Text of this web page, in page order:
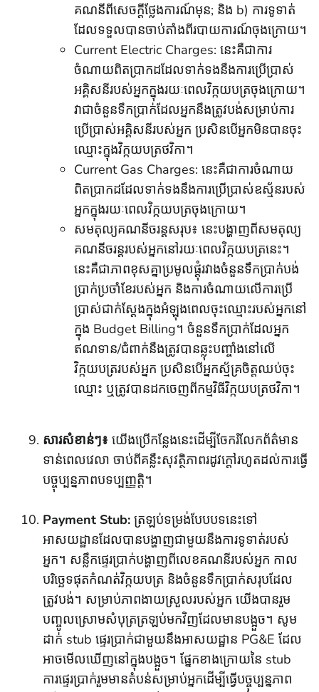
គណនីពីសេចក្តីថ្លែងការណ៍មុន; និង b) ការទូទាត់
ដែលទទួលបានចាប់តាំងពីរបាយការណ៍ចុងក្រោយ។
Current Electric Charges: នេះគឺជាការ
ចំណាយពិតប្រាកដដែលទាក់ទងនឹងការប្រើប្រាស់
អគ្គិសនីរបស់អ្នកក្នុងរយៈពេលវិក្កយបត្រចុងក្រោយ។
វាជាចំនួនទឹកប្រាក់ដែលអ្នកនឹងត្រូវបង់សម្រាប់ការ
ប្រើប្រាស់អគ្គិសនីរបស់អ្នក ប្រសិនបើអ្នកមិនបានចុះ
ឈ្មោះក្នុងវិក្កយបត្រថវិកា។
Current Gas Charges: នេះគឺជាការចំណាយ
ពិតប្រាកដដែលទាក់ទងនឹងការប្រើប្រាស់ឧស្ម័នរបស់
អ្នកក្នុងរយៈពេលវិក្កយបត្រចុងក្រោយ។
សមតុល្យគណនីចរន្តសរុប៖ នេះបង្ហាញពីសមតុល្យ
គណនីចរន្តរបស់អ្នកនៅរយៈពេលវិក្កយបត្រនេះ។
នេះគឺជាភាពខុសគ្នាប្រមូលផ្តុំរវាងចំនួនទឹកប្រាក់បង់
ប្រាក់ប្រចាំខែរបស់អ្នក និងការចំណាយលើការប្រើ
ប្រាស់ជាក់ស្តែងក្នុងអំឡុងពេលចុះឈ្មោះរបស់អ្នកនៅ
ក្នុង Budget Billing។ ចំនួនទឹកប្រាក់ដែលអ្នក
ឥណទាន/ជំពាក់នឹងត្រូវបានឆ្លុះបញ្ចាំងនៅលើ
វិក្កយបត្ររបស់អ្នក ប្រសិនបើអ្នកស្ម័គ្រចិត្តឈប់ចុះ
ឈ្មោះ ឬត្រូវបានដកចេញពីកម្មវិធីវិក្កយបត្រថវិកា។
សារសំខាន់ៗ៖ យើងប្រើកន្លែងនេះដើម្បីចែករំលែកព័ត៌មាន
ទាន់ពេលវេលា ចាប់ពីគន្លឹះសុវត្ថិភាពរដូវក្តៅរហូតដល់ការធ្វើ
បច្ចុប្បន្នភាពបទប្បញ្ញត្តិ។
Payment Stub: ត្រឡប់ទម្រង់បែបបទនេះទៅ
អាសយដ្ឋានដែលបានបង្ហាញជាមួយនឹងការទូទាត់របស់
អ្នក។ សន្លឹកផ្ទេរប្រាក់បង្ហាញពីលេខគណនីរបស់អ្នក កាល
បរិច្ឆេទផុតកំណត់វិក្កយបត្រ និងចំនួនទឹកប្រាក់សរុបដែល
ត្រូវបង់។ សម្រាប់ភាពងាយស្រួលរបស់អ្នក យើងបានរួម
បញ្ចូលស្រោមសំបុត្រត្រឡប់មកវិញដែលមានបង្អួច។ សូម
ដាក់ stub ផ្ទេរប្រាក់ជាមួយនឹងអាសយដ្ឋាន PG&E ដែល
អាចមើលឃើញនៅក្នុងបង្អួច។ ផ្នែកខាងក្រោយនៃ stub
ការផ្ទេរប្រាក់រួមមានតំបន់សម្រាប់អ្នកដើម្បីធ្វើបច្ចុប្បន្នភាព